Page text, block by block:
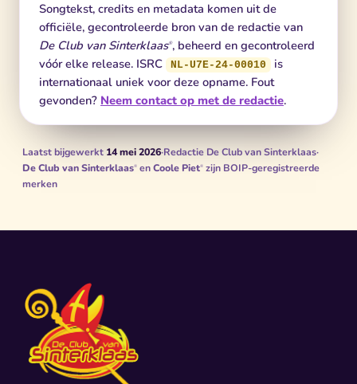
Songtekst, credits en metadata komen uit de
officiële, gecontroleerde bron van de redactie van
De Club van Sinterklaas®, beheerd en gecontroleerd
vóór elke release. ISRC
NL-U7E-24-00010
is
internationaal uniek voor deze opname. Fout
gevonden? Neem contact op met de redactie.
Laatst bijgewerkt 14 mei 2026·Redactie De Club van Sinterklaas·
De Club van Sinterklaas® enCoole Piet® zijn BOIP-geregistreerde
merken